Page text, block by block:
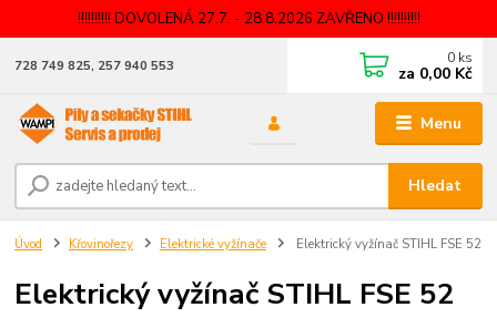
!!!!!!!!!! DOVOLENÁ 27.7. - 28.8.2026 ZAVŘENO !!!!!!!!!!
Menu
Hledat
728 749 825, 257 940 553 0 ks
za 0,00 Kč
Úvod Křovinořezy Elektrické vyžínače Elektrický vyžínač STIHL FSE 52
Elektrický vyžínač STIHL FSE 52